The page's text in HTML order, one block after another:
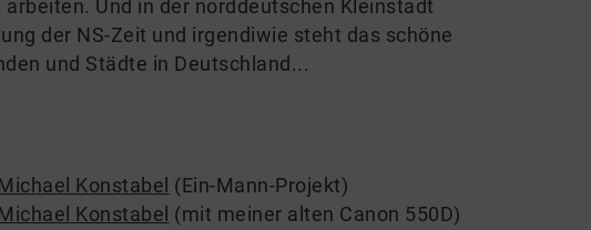
Und in der norddeutschen Kleinstadt
der NS-Zeit und irgendiwie steht das schöne
und Städte in Deutschland...
Konstabel (Ein-Mann-Projekt)
Konstabel (mit meiner alten Canon 550D)